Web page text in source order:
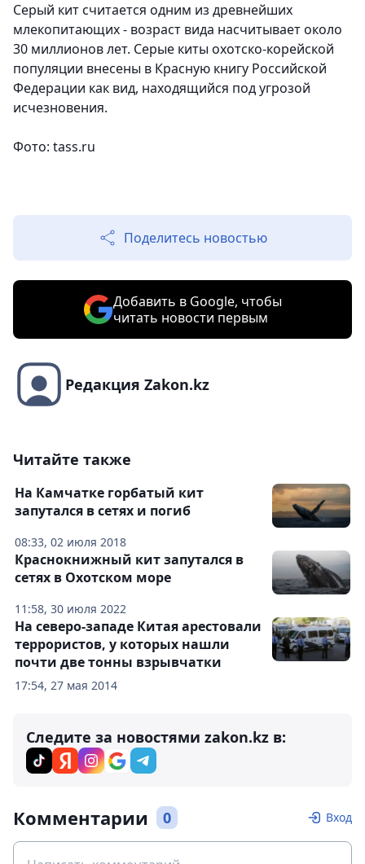
Серый кит считается одним из древнейших
млекопитающих - возраст вида насчитывает около
30 миллионов лет. Серые киты охотско-корейской
популяции внесены в Красную книгу Российской
Федерации как вид, находящийся под угрозой
исчезновения.
Фото: tass.ru
Поделитесь новостью
Добавить в Google, чтобы
читать новости первым
Редакция Zakon.kz
Читайте также
08:33, 02 июля 2018
На Камчатке горбатый кит
запутался в сетях и погиб
11:58, 30 июля 2022
Краснокнижный кит запутался в
сетях в Охотском море
17:54, 27 мая 2014
На северо-западе Китая арестовали
террористов, у которых нашли
почти две тонны взрывчатки
Следите за новостями zakon.kz в:
Комментарии 0 Вход